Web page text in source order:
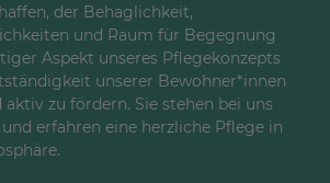
der Behaglichkeit,
und Raum für Begegnung
Aspekt unseres Pflegekonzepts
unserer Bewohner*innen
zu fördern. Sie stehen bei uns
erfahren eine herzliche Pflege in